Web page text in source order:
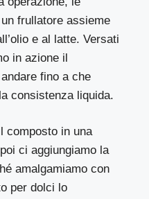
frullatore assieme
e al latte. Versati
in azione il
fino a che
consistenza liquida.
composto in una
ci aggiungiamo la
amalgamiamo con
per dolci lo